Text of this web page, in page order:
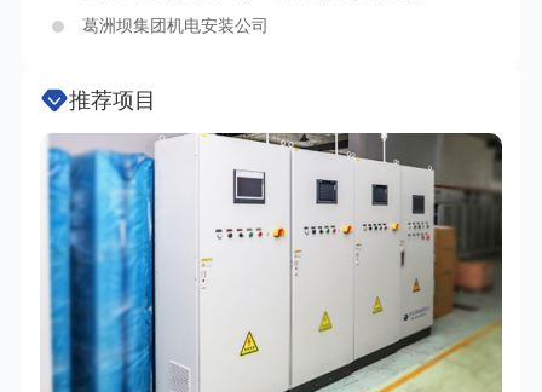
葛洲坝集团机电安装公司
推荐项目